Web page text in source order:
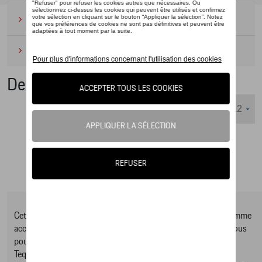
Camping(2)
Dernière chance
Nombre d'éléments affichés :
Cet online shop vous présente une sélection d’articles de la gamme
accessoires Tequipment, pour découvrir la gamme complète vous
pouvez consulter notre Moteur de recherche d’accessoires
Tequipment.